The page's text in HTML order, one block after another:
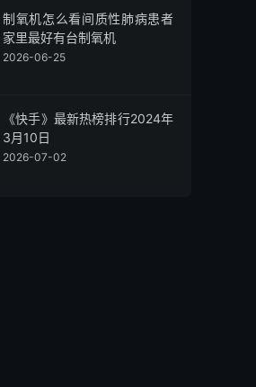
制氧机怎么看间质性肺病患者
家里最好有台制氧机
2026-06-25
《快手》最新热榜排行2024年
3月10日
2026-07-02